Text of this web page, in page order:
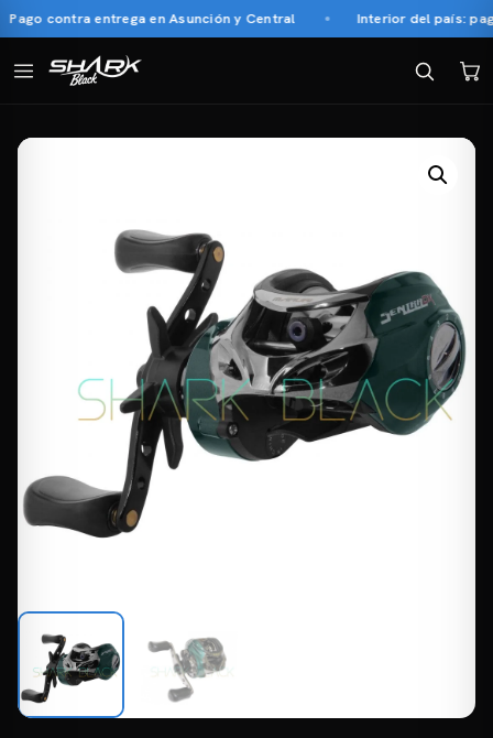
contra entrega en Asunción y Central Interior del país: